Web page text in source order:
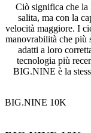
Ciò significa che la
salita, ma con la
velocità maggiore. I
manovrabilità che più
adatti a loro
tecnologia più
BIG.NINE è la
BIG.NINE 10K